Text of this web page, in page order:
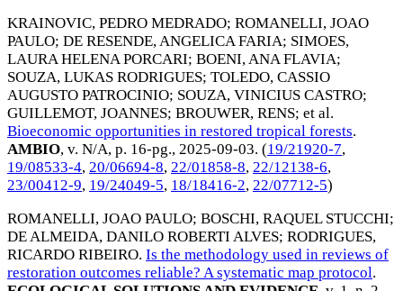
KRAINOVIC, PEDRO MEDRADO; ROMANELLI, JOAO
PAULO; DE RESENDE, ANGELICA FARIA; SIMOES,
LAURA HELENA PORCARI; BOENI, ANA FLAVIA;
SOUZA, LUKAS RODRIGUES; TOLEDO, CASSIO
AUGUSTO PATROCINIO; SOUZA, VINICIUS CASTRO;
GUILLEMOT, JOANNES; BROUWER, RENS; et al.
Bioeconomic opportunities in restored tropical forests.
AMBIO, v. N/A, p. 16-pg., 2025-09-03. (19/21920-7,
19/08533-4, 20/06694-8, 22/01858-8, 22/12138-6,
23/00412-9, 19/24049-5, 18/18416-2, 22/07712-5)
ROMANELLI, JOAO PAULO; BOSCHI, RAQUEL STUCCHI;
DE ALMEIDA, DANILO ROBERTI ALVES; RODRIGUES,
RICARDO RIBEIRO. Is the methodology used in reviews of
restoration outcomes reliable? A systematic map protocol.